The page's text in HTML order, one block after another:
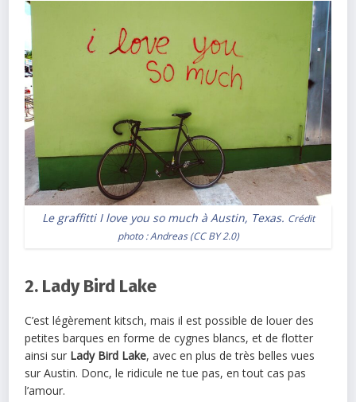
Le graffitti I love you so much à Austin, Texas. Crédit
photo :Andreas(CC BY 2.0)
2. Lady Bird Lake
C’est légèrement kitsch, mais il est possible de louer des
petites barques en forme de cygnes blancs, et de flotter
ainsi sur Lady Bird Lake, avec en plus de très belles vues
sur Austin. Donc, le ridicule ne tue pas, en tout cas pas
l’amour.